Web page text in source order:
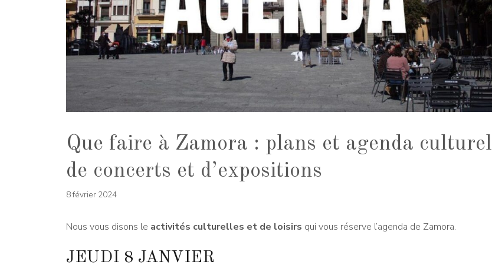
Que faire à Zamora : plans et agenda culturel
de concerts et d’expositions
8 février 2024
Nous vous disons le activités culturelles et de loisirs qui vous réserve l’agenda de Zamora.
JEUDI 8 JANVIER